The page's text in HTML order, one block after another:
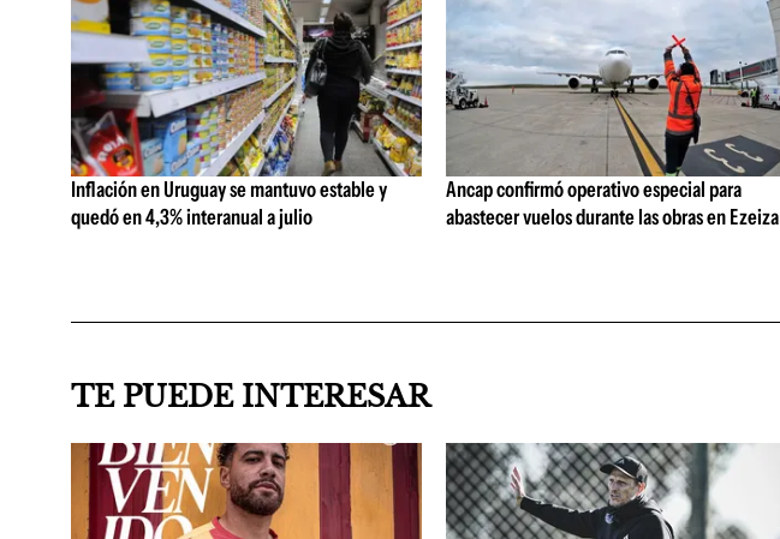
Inflación en Uruguay se mantuvo estable y
quedó en 4,3% interanual a julio
Ancap confirmó operativo especial para
abastecer vuelos durante las obras en Ezeiza
TE PUEDE INTERESAR